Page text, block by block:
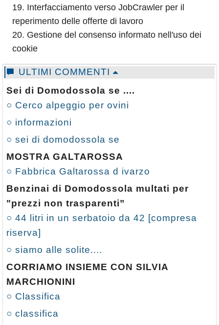
Interfacciamento verso JobCrawler per il
reperimento delle offerte di lavoro
Gestione del consenso informato nell'uso dei
cookie
ULTIMI COMMENTI
Sei di Domodossola se ....
○ Cerco alpeggio per ovini
○ informazioni
○ sei di domodossola se
MOSTRA GALTAROSSA
○ Fabbrica Galtarossa d ivarzo
Benzinai di Domodossola multati per
"prezzi non trasparenti”
○ 44 litri in un serbatoio da 42 [compresa
riserva]
○ siamo alle solite....
CORRIAMO INSIEME CON SILVIA
MARCHIONINI
○ Classifica
○ classifica